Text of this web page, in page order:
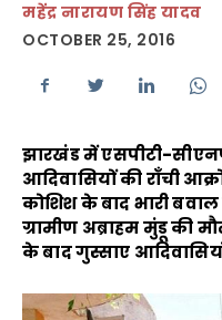
महेंद्र नारायण सिंह यादव
OCTOBER 25, 2016
झारखंड में एसपीटी-
आदिवासियों की राँची
कोशिश के बाद भारी
ग्रामीण अब्राहम मुंडू की
के बाद गुस्साए